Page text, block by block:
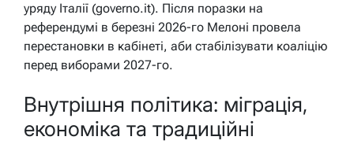
уряду Італії (governo.it). Після поразки на
референдумі в березні 2026-го Мелоні провела
перестановки в кабінеті, аби стабілізувати коаліцію
перед виборами 2027-го.
Внутрішня політика: міграція,
економіка та традиційні